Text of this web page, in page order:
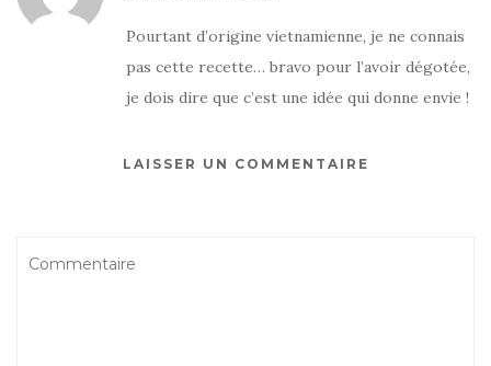
Pourtant d’origine vietnamienne, je ne connais
pas cette recette… bravo pour l’avoir dégotée,
je dois dire que c’est une idée qui donne envie !
LAISSER UN COMMENTAIRE